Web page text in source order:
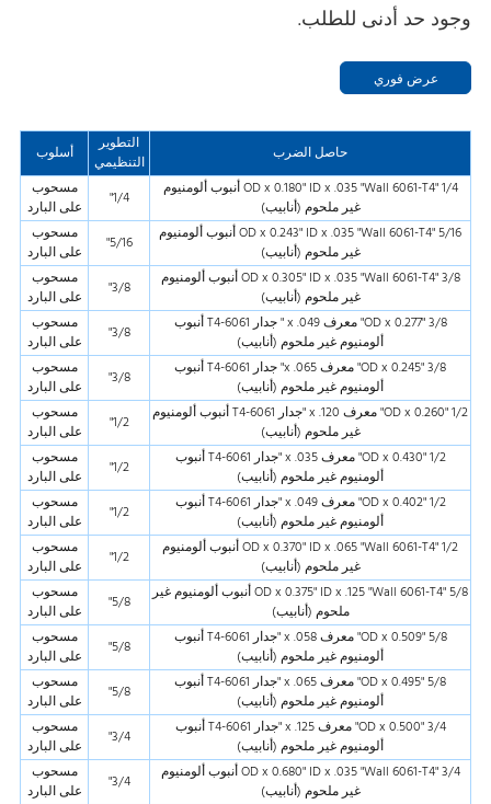
وجود حد أدنى للطلب.
عرض فوري
حاصل الضرب
التطوير
التنظيمي
أسلوب
1/4 "OD x 0.180" ID x .035 "Wall 6061-T4 أنبوب ألومنيوم
غير ملحوم (أنابيب)
1/4"
مسحوب
على البارد
5/16 "OD x 0.243" ID x .035 "Wall 6061-T4 أنبوب ألومنيوم
غير ملحوم (أنابيب)
5/16"
مسحوب
على البارد
3/8 "OD x 0.305" ID x .035 "Wall 6061-T4 أنبوب ألومنيوم
غير ملحوم (أنابيب)
3/8"
مسحوب
على البارد
3/8 "OD x 0.277" معرف x .049 " جدار 6061-T4 أنبوب
ألومنيوم غير ملحوم (أنابيب)
3/8"
مسحوب
على البارد
3/8 "OD x 0.245" معرف x .065" جدار 6061-T4 أنبوب
ألومنيوم غير ملحوم (أنابيب)
3/8"
مسحوب
على البارد
1/2 "OD x 0.260" معرف x .120 "جدار 6061-T4 أنبوب ألومنيوم
غير ملحوم (أنابيب)
1/2"
مسحوب
على البارد
1/2 "OD x 0.430" معرف x .035 "جدار 6061-T4 أنبوب
ألومنيوم غير ملحوم (أنابيب)
1/2"
مسحوب
على البارد
1/2 "OD x 0.402" معرف x .049 "جدار 6061-T4 أنبوب
ألومنيوم غير ملحوم (أنابيب)
1/2"
مسحوب
على البارد
1/2 "OD x 0.370" ID x .065 "Wall 6061-T4 أنبوب ألومنيوم
غير ملحوم (أنابيب)
1/2"
مسحوب
على البارد
5/8 "OD x 0.375" ID x .125 "Wall 6061-T4 أنبوب ألومنيوم غير
ملحوم (أنابيب)
5/8"
مسحوب
على البارد
5/8 "OD x 0.509" معرف x .058 "جدار 6061-T4 أنبوب
ألومنيوم غير ملحوم (أنابيب)
5/8"
مسحوب
على البارد
5/8 "OD x 0.495" معرف x .065 "جدار 6061-T4 أنبوب
ألومنيوم غير ملحوم (أنابيب)
5/8"
مسحوب
على البارد
3/4 "OD x 0.500" معرف x .125 "جدار 6061-T4 أنبوب
ألومنيوم غير ملحوم (أنابيب)
3/4"
مسحوب
على البارد
3/4 "OD x 0.680" ID x .035 "Wall 6061-T4 أنبوب ألومنيوم
غير ملحوم (أنابيب)
3/4"
مسحوب
على البارد